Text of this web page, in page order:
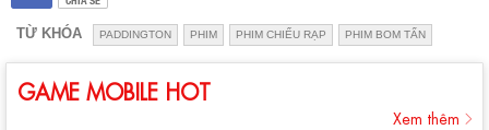
TỪ KHÓA PADDINGTON PHIM PHIM CHIẾU RẠP PHIM BOM TẤN
GAME MOBILE HOT
Xem thêm